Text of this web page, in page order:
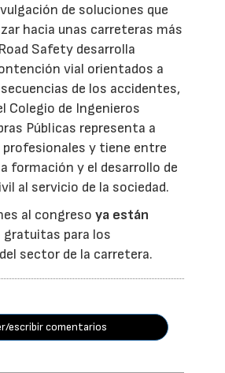
de soluciones que
hacia unas carreteras más
Safety desarrolla
vial orientados a
de los accidentes,
Colegio de Ingenieros
Públicas representa a
profesionales y tiene entre
formación y el desarrollo de
al servicio de la sociedad.
al congresoya están
gratuitas para los
sector de la carretera.
escribir comentarios